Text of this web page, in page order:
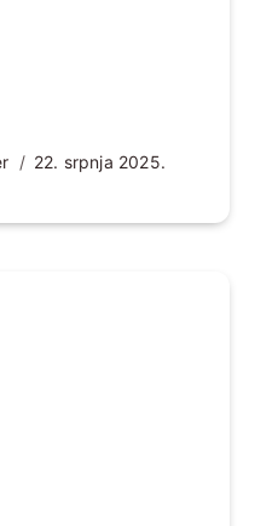
22. srpnja 2025.